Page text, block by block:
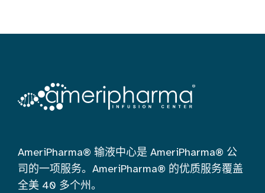
AmeriPharma® 输液中心是 AmeriPharma® 公
司的一项服务。AmeriPharma® 的优质服务覆盖
全美 40 多个州。